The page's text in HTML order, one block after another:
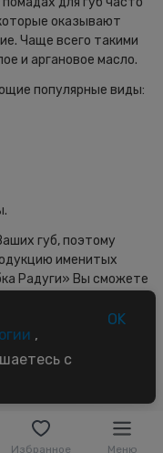
Избранное Меню
оказывают
Чаще всего такими
и аргановое масло.
популярные виды:
губ, поэтому
именитых
Радуги» Вы сможете
цене и в широком
,
с
OK